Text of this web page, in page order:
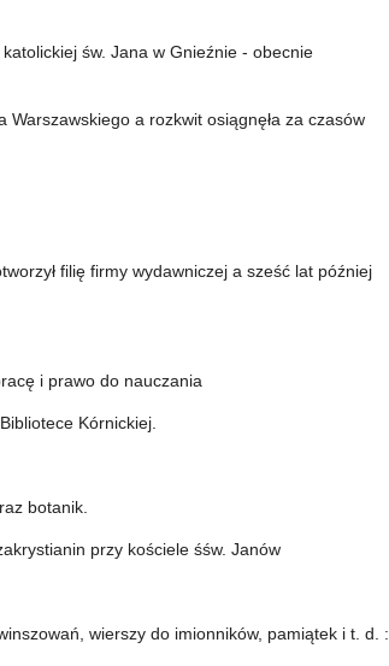
św. Jana w Gnieźnie - obecnie
Warszawskiego a rozkwit osiągnęła za czasów
filię firmy wydawniczej a sześć lat później
i prawo do nauczania
Kórnickiej.
botanik.
przy kościele śśw. Janów
wierszy do imionników, pamiątek i t. d. :